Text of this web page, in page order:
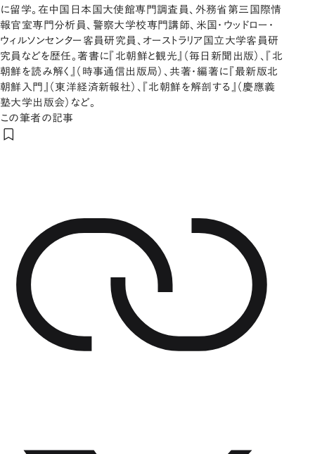
に留学。在中国日本国大使館専門調査員、外務省第三国際情
報官室専門分析員、警察大学校専門講師、米国・ウッドロー・
ウィルソンセンター客員研究員、オーストラリア国立大学客員研
究員などを歴任。著書に『北朝鮮と観光』（毎日新聞出版）、『北
朝鮮を読み解く』（時事通信出版局）、共著・編著に『最新版北
朝鮮入門』（東洋経済新報社）、『北朝鮮を解剖する』（慶應義
塾大学出版会）など。
この筆者の記事